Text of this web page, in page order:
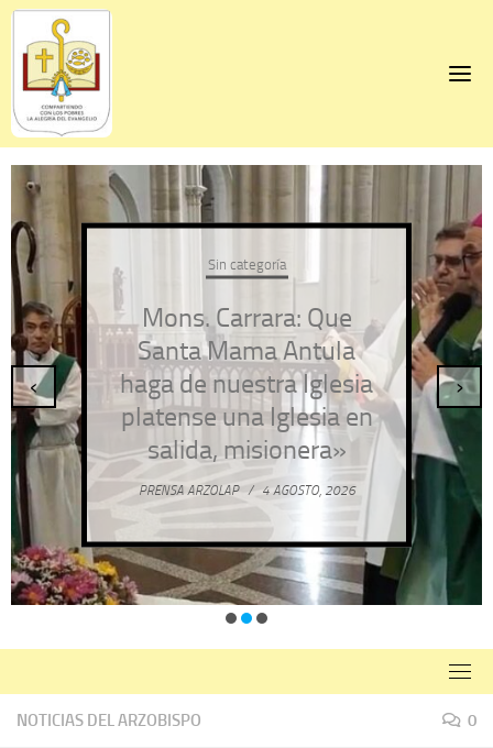
Skip
content
Sin categoría
Mons. Carrara: Que
Santa Mama Antula
haga de nuestra Iglesia
platense una Iglesia en
salida, misionera»
PRENSA ARZOLAP / 4 AGOSTO, 2026
‹ ›
NOTICIAS DEL ARZOBISPO 0